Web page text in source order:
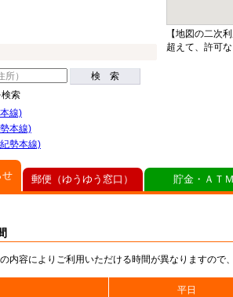
検 索
索
線)
本線)
勢本線)
【地図の二次
超えて、許可
せ
内容によりご利用いただける時間が異なりますので
平日
郵便（ゆうゆう窓口） 貯金・ＡＴ